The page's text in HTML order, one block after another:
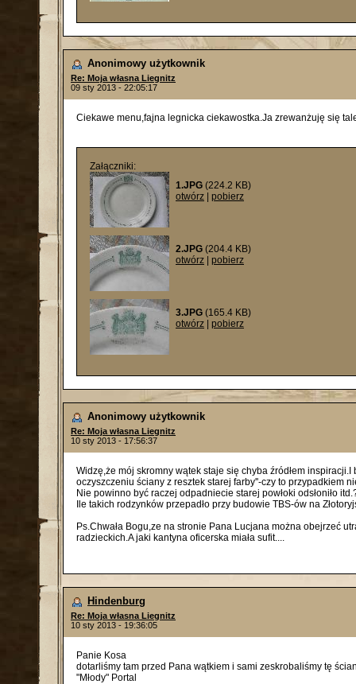
Anonimowy użytkownik
Re: Moja własna Liegnitz
09 sty 2013 - 22:05:17
Ciekawe menu,fajna legnicka ciekawostka.Ja zrewanżuję się
Załączniki:
1.JPG (224.2 KB)
otwórz
pobierz
2.JPG (204.4 KB)
otwórz
pobierz
3.JPG (165.4 KB)
otwórz
pobierz
Anonimowy użytkownik
Re: Moja własna Liegnitz
10 sty 2013 - 17:56:37
Widzę,że mój skromny wątek staje się chyba źródłem
oczyszczeniu ściany z resztek starej farby''-czy to przypadkiem
Nie powinno być raczej odpadniecie starej powłoki odsłoniło
Ile takich rodzynków przepadło przy budowie TBS-ów na
Ps.Chwała Bogu,ze na stronie Pana Lucjana można obejrzeć
radzieckich.A jaki kantyna oficerska miała sufit....
Hindenburg
Re: Moja własna Liegnitz
10 sty 2013 - 19:36:05
Panie Kosa
dotarliśmy tam przed Pana wątkiem i sami zeskrobaliśmy tę
"Młody" Portal